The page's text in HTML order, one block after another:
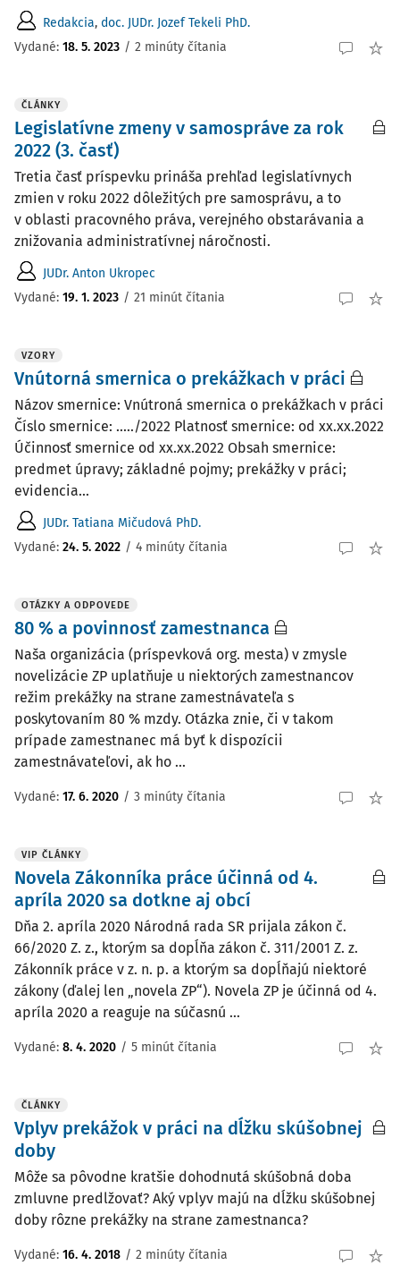
Redakcia, doc. JUDr. Jozef Tekeli PhD.
Vydané: 18. 5. 2023 / 2 minúty čítania
ČLÁNKY
Legislatívne zmeny v samospráve za rok
2022 (3. časť)
Tretia časť príspevku prináša prehľad legislatívnych
zmien v roku 2022 dôležitých pre samosprávu, a to
v oblasti pracovného práva, verejného obstarávania a
znižovania administratívnej náročnosti.
JUDr. Anton Ukropec
Vydané: 19. 1. 2023 / 21 minút čítania
VZORY
Vnútorná smernica o prekážkach v práci
Názov smernice: Vnútroná smernica o prekážkach v práci
Číslo smernice: ...../2022 Platnosť smernice: od xx.xx.2022
Účinnosť smernice od xx.xx.2022 Obsah smernice:
predmet úpravy; základné pojmy; prekážky v práci;
evidencia...
JUDr. Tatiana Mičudová PhD.
Vydané: 24. 5. 2022 / 4 minúty čítania
OTÁZKY A ODPOVEDE
80 % a povinnosť zamestnanca
Naša organizácia (príspevková org. mesta) v zmysle
novelizácie ZP uplatňuje u niektorých zamestnancov
režim prekážky na strane zamestnávateľa s
poskytovaním 80 % mzdy. Otázka znie, či v takom
prípade zamestnanec má byť k dispozícii
zamestnávateľovi, ak ho ...
Vydané: 17. 6. 2020 / 3 minúty čítania
VIP ČLÁNKY
Novela Zákonníka práce účinná od 4.
apríla 2020 sa dotkne aj obcí
Dňa 2. apríla 2020 Národná rada SR prijala zákon č.
66/2020 Z. z., ktorým sa dopĺňa zákon č. 311/2001 Z. z.
Zákonník práce v z. n. p. a ktorým sa dopĺňajú niektoré
zákony (ďalej len „novela ZP“). Novela ZP je účinná od 4.
apríla 2020 a reaguje na súčasnú ...
Vydané: 8. 4. 2020 / 5 minút čítania
ČLÁNKY
Vplyv prekážok v práci na dĺžku skúšobnej
doby
Môže sa pôvodne kratšie dohodnutá skúšobná doba
zmluvne predlžovať? Aký vplyv majú na dĺžku skúšobnej
doby rôzne prekážky na strane zamestnanca?
Vydané: 16. 4. 2018 / 2 minúty čítania